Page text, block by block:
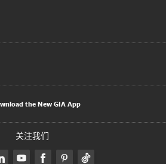
the New GIA App
关注我们